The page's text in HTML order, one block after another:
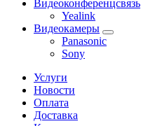
Видеоконференцсвязь
Yealink
Видеокамеры
Panasonic
Sony
Услуги
Новости
Оплата
Доставка